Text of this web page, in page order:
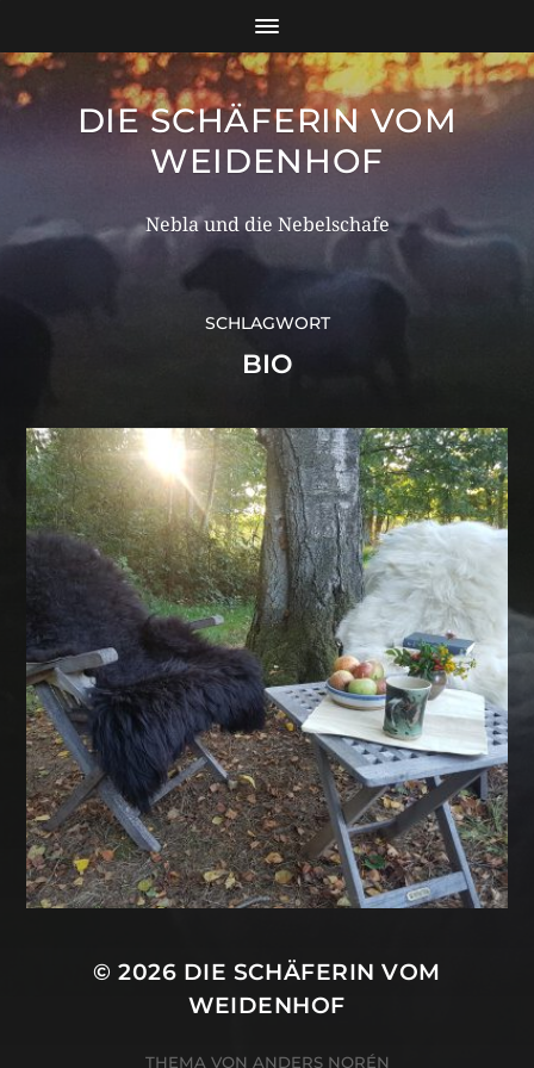
DIE SCHÄFERIN VOM
WEIDENHOF
Nebla und die Nebelschafe
SCHLAGWORT
BIO
© 2026 DIE SCHÄFERIN VOM
WEIDENHOF
THEMA VON ANDERS NORÉN